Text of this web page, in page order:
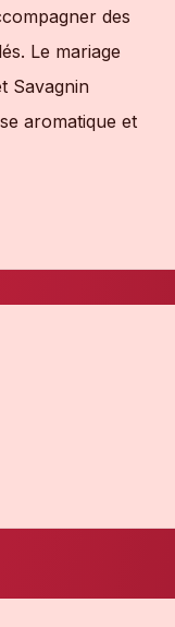
des
Le mariage
Savagnin
aromatique et